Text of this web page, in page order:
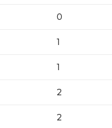
0
1
1
2
2